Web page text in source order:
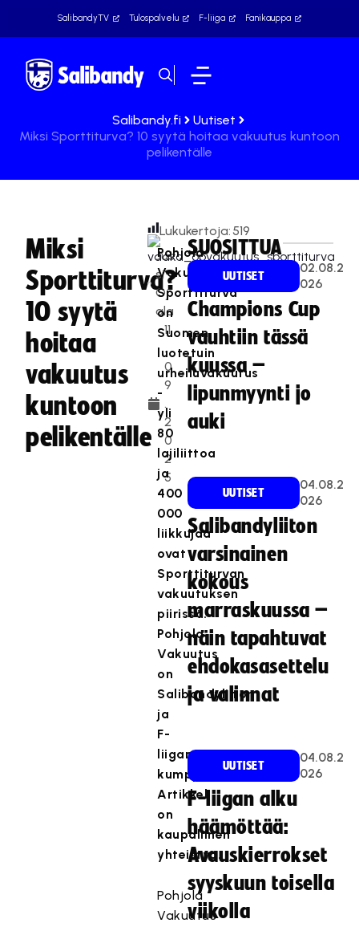
SalibandyTV Tulospalvelu F-liiga Fanikauppa
Salibandy.fi
Uutiset
Miksi Sporttiturva? 10 syytä hoitaa vakuutus kuntoon
pelikentälle
Miksi
Sporttiturva?
10 syytä
hoitaa
vakuutus
kuntoon
pelikentälle
Jus
si
Oj
ala
11
.
0
9
.
2
0
2
5
Lukukertoja: 519
Pohjola
Vakuutuksen
Sporttiturva
on
Suomen
luotetuin
urheiluvakuutus
-
yli
80
lajiliittoa
ja
400
000
liikkujaa
ovat
Sporttiturvan
vakuutuksen
piirissä.
Pohjola
Vakuutus
on
Salibandyliiton
ja
F-
liigan
kumppani.
Artikkeli
on
kaupallinen
yhteistyö.
Pohjola
Vakuutus
SUOSITTUA
UUTISET
02.08.2
026
Champions Cup
vauhtiin tässä
kuussa –
lipunmyynti jo
auki
UUTISET
04.08.2
026
Salibandyliiton
varsinainen
kokous
marraskuussa –
näin tapahtuvat
ehdokasasettelu
ja valinnat
UUTISET
04.08.2
026
F-liigan alku
häämöttää:
Avauskierrokset
syyskuun toisella
viikolla